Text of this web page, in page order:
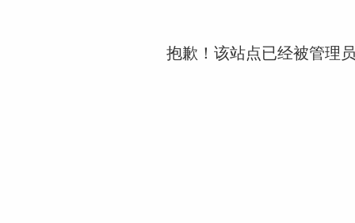
抱歉！该站点已经被管理